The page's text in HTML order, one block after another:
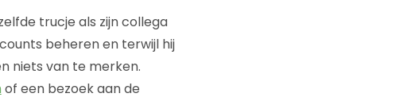
trucje als zijn collega
beheren en terwijl hij
niets van te merken.
of een bezoek aan de